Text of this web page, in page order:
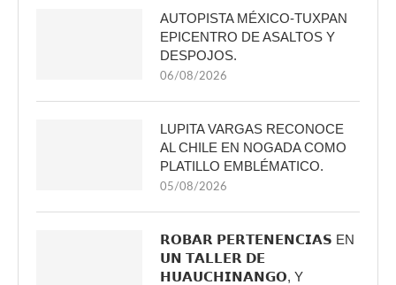
AUTOPISTA MÉXICO-TUXPAN
EPICENTRO DE ASALTOS Y
DESPOJOS.
06/08/2026
LUPITA VARGAS RECONOCE
AL CHILE EN NOGADA COMO
PLATILLO EMBLÉMATICO.
05/08/2026
𝗥𝗢𝗕𝗔𝗥 𝗣𝗘𝗥𝗧𝗘𝗡𝗘𝗡𝗖𝗜𝗔𝗦 EN
𝗨𝗡 𝗧𝗔𝗟𝗟𝗘𝗥 𝗗𝗘
𝗛𝗨𝗔𝗨𝗖𝗛𝗜𝗡𝗔𝗡𝗚𝗢, Y